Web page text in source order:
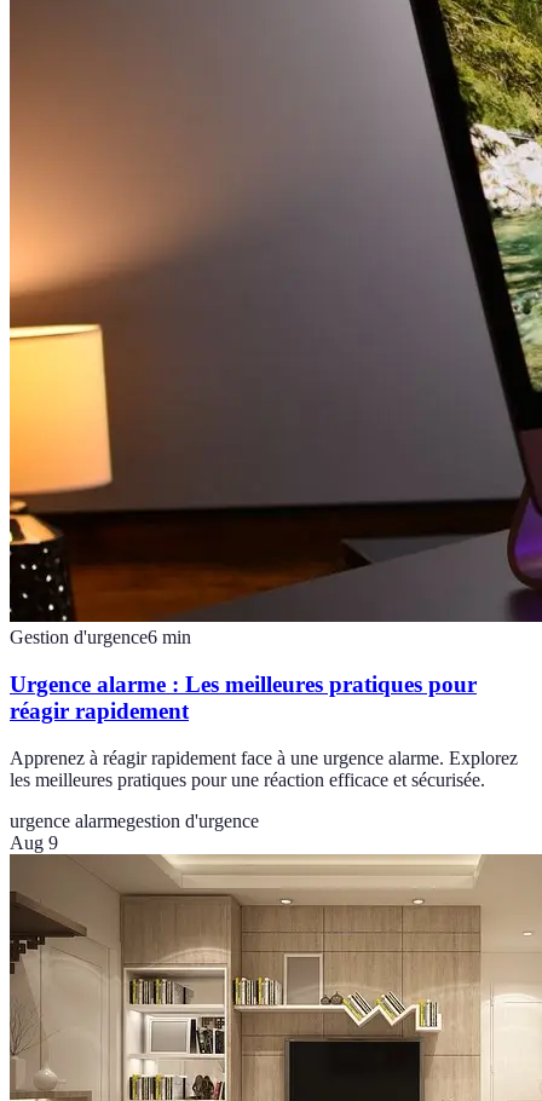
Gestion d'urgence6 min
Urgence alarme : Les meilleures pratiques pour
réagir rapidement
Apprenez à réagir rapidement face à une urgence alarme. Explorez
les meilleures pratiques pour une réaction efficace et sécurisée.
urgence alarmegestion d'urgence
Aug 9